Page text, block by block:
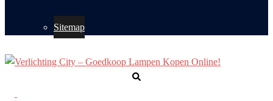
Sitemap